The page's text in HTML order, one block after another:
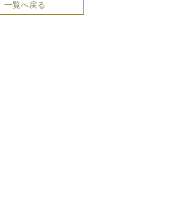
一覧へ戻る